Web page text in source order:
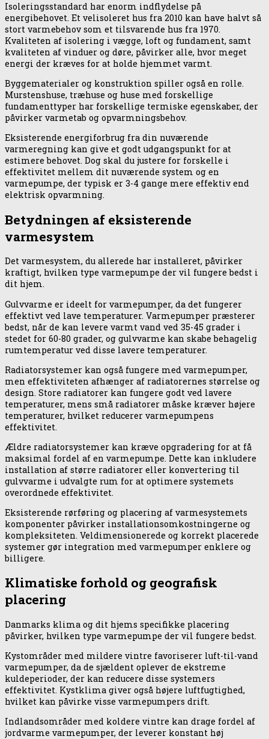
Isoleringsstandard har enorm indflydelse på
energibehovet. Et velisoleret hus fra 2010 kan have halvt så
stort varmebehov som et tilsvarende hus fra 1970.
Kvaliteten af isolering i vægge, loft og fundament, samt
kvaliteten af vinduer og døre, påvirker alle, hvor meget
energi der kræves for at holde hjemmet varmt.
Byggematerialer og konstruktion spiller også en rolle.
Murstenshuse, træhuse og huse med forskellige
fundamenttyper har forskellige termiske egenskaber, der
påvirker varmetab og opvarmningsbehov.
Eksisterende energiforbrug fra din nuværende
varmeregning kan give et godt udgangspunkt for at
estimere behovet. Dog skal du justere for forskelle i
effektivitet mellem dit nuværende system og en
varmepumpe, der typisk er 3-4 gange mere effektiv end
elektrisk opvarmning.
Betydningen af eksisterende
varmesystem
Det varmesystem, du allerede har installeret, påvirker
kraftigt, hvilken type varmepumpe der vil fungere bedst i
dit hjem.
Gulvvarme er ideelt for varmepumper, da det fungerer
effektivt ved lave temperaturer. Varmepumper præsterer
bedst, når de kan levere varmt vand ved 35-45 grader i
stedet for 60-80 grader, og gulvvarme kan skabe behagelig
rumtemperatur ved disse lavere temperaturer.
Radiatorsystemer kan også fungere med varmepumper,
men effektiviteten afhænger af radiatorernes størrelse og
design. Store radiatorer kan fungere godt ved lavere
temperaturer, mens små radiatorer måske kræver højere
temperaturer, hvilket reducerer varmepumpens
effektivitet.
Ældre radiatorsystemer kan kræve opgradering for at få
maksimal fordel af en varmepumpe. Dette kan inkludere
installation af større radiatorer eller konvertering til
gulvvarme i udvalgte rum for at optimere systemets
overordnede effektivitet.
Eksisterende rørføring og placering af varmesystemets
komponenter påvirker installationsomkostningerne og
kompleksiteten. Veldimensionerede og korrekt placerede
systemer gør integration med varmepumper enklere og
billigere.
Klimatiske forhold og geografisk
placering
Danmarks klima og dit hjems specifikke placering
påvirker, hvilken type varmepumpe der vil fungere bedst.
Kystområder med mildere vintre favoriserer luft-til-vand
varmepumper, da de sjældent oplever de ekstreme
kuldeperioder, der kan reducere disse systemers
effektivitet. Kystklima giver også højere luftfugtighed,
hvilket kan påvirke visse varmepumpers drift.
Indlandsområder med koldere vintre kan drage fordel af
jordvarme varmepumper, der leverer konstant høj